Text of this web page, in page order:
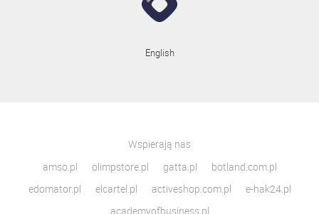
English
Wspierają nas
amso.pl
olimpstore.pl gatta.pl
botland.com.pl
edomator.pl
elcartel.pl activeshop.com.pl
e-hak24.pl
academyofbusiness.pl